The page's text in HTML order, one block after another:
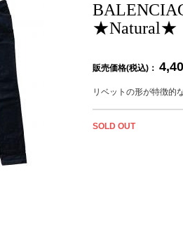
★Natural★
販売価格(税込)：
リベットの形が特徴的
SOLD OUT